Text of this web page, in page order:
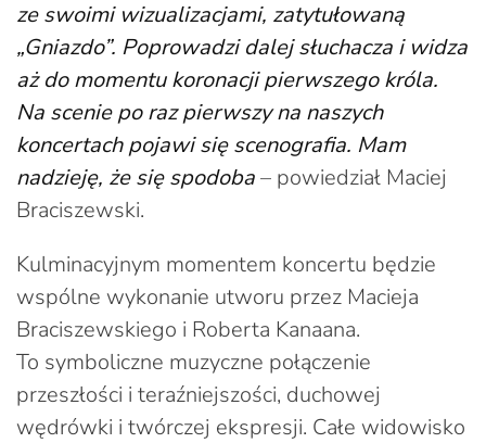
ze swoimi wizualizacjami, zatytułowaną
„Gniazdo”. Poprowadzi dalej słuchacza i widza
aż do momentu koronacji pierwszego króla.
Na scenie po raz pierwszy na naszych
koncertach pojawi się scenografia. Mam
nadzieję, że się spodoba– powiedział Maciej
Braciszewski.
Kulminacyjnym momentem koncertu będzie
wspólne wykonanie utworu przez Macieja
Braciszewskiego i Roberta Kanaana.
To symboliczne muzyczne połączenie
przeszłości i teraźniejszości, duchowej
wędrówki i twórczej ekspresji. Całe widowisko